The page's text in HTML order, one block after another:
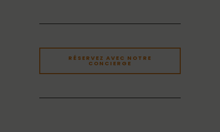
RÉSERVEZ AVEC NOTRE
CONCIERGE